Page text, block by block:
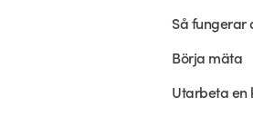
Så fungerar
Börja mäta
Utarbeta